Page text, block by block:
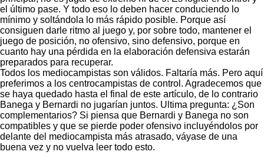
el último pase. Y todo eso lo deben hacer conduciendo lo
mínimo y soltándola lo más rápido posible. Porque así
consiguen darle ritmo al juego y, por sobre todo, mantener el
juego de posición, no ofensivo, sino defensivo, porque en
cuanto hay una pérdida en la elaboración defensiva estarán
preparados para recuperar.
Todos los mediocampistas son válidos. Faltaría más. Pero aquí
preferimos a los centrocampistas de control. Agradecemos que
se haya quedado hasta el final de este artículo, de lo contrario
Banega y Bernardi no jugarían juntos. Ultima pregunta: ¿Son
complementarios? Si piensa que Bernardi y Banega no son
compatibles y que se pierde poder ofensivo incluyéndolos por
delante del mediocampista más atrasado, váyase de una
buena vez y no vuelva leer todo esto.